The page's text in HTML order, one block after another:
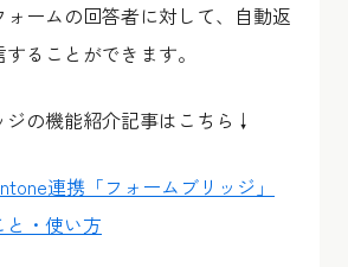
ームの回答者に対して、自動返
ることができます。
ジの機能紹介記事はこちら↓
連携「フォームブリッジ」
と・使い方